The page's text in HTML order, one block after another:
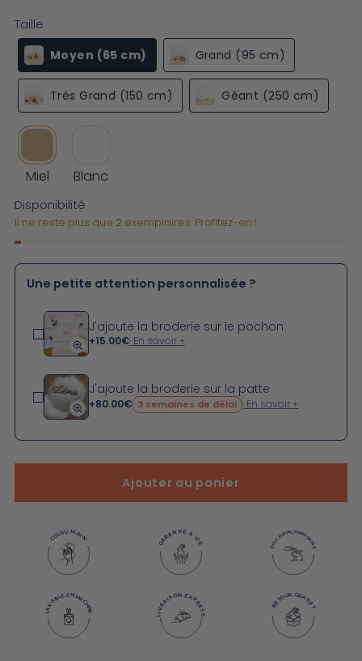
Taille
Moyen (65 cm)
Grand (95 cm)
Très Grand (150 cm) Géant (250 cm)
Miel Blanc
Disponibilité
Il ne reste plus que 2 exemplaires. Profitez-en !
Une petite attention personnalisée ?
J'ajoute la broderie sur le pochon
+15.00€ En savoir +
J'ajoute la broderie sur la patte
+80.00€ 3 semaines de délai En savoir +
Ajouter au panier
COUSU MAIN GARANTIE À VIE DOUCEUR INCOMPARABLE
LAVABLE EN MACHINE LIVRAISON EXPRESS RETOUR GRATUIT